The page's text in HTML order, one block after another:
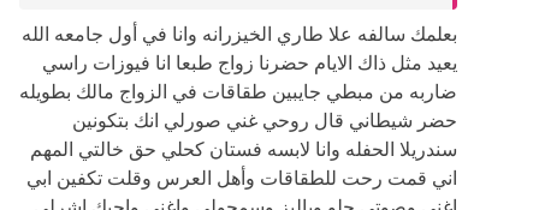
بعلمك سالفه علا طاري الخيزرانه وانا في أول جامعه الله
يعيد مثل ذاك الايام حضرنا زواج طبعا انا فيوزات راسي
ضاربه من مبطي جايبين طقاقات في الزواج مالك بطويله
حضر شيطاني قال روحي غني صورلي انك بتكونين
سندريلا الحفله وانا لابسه فستان كحلي حق خالتي المهم
اني قمت رحت للطقاقات وأهل العرس وقلت تكفين ابي